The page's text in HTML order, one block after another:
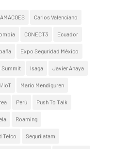
Carlos Valenciano
CONECT3 Ecuador
Expo Seguridad México
Summit Isaga Javier Anaya
IoT Mario Mendiguren
Perú Push To Talk
Roaming
Telco Segurilatam